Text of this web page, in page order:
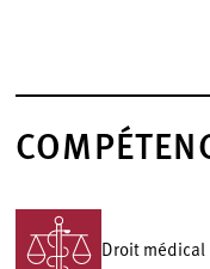
Droit médical